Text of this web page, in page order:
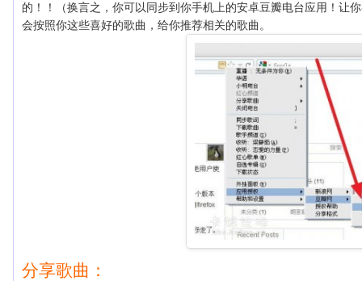
的！！（换言之，你可以同步到你手机上的安卓豆瓣电台应用！让
会按照你这些喜好的歌曲，给你推荐相关的歌曲。
分享歌曲：